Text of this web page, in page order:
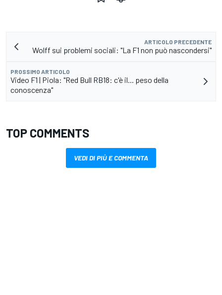
ARTICOLO PRECEDENTE
Wolff sui problemi sociali: "La F1 non può nascondersi"
PROSSIMO ARTICOLO
Video F1 | Piola: "Red Bull RB18: c'è il... peso della
conoscenza"
TOP COMMENTS
VEDI DI PIÙ E COMMENTA